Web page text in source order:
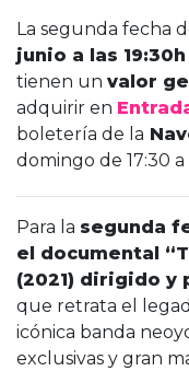
La segunda fecha
junio a las
tienen un valor
adquirir en
boletería de la
domingo de 17:30 a
Para la segunda
el documental
(2021) dirigido y
que retrata el
icónica banda
exclusivas y gran